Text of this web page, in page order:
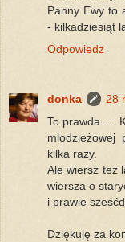
Panny Ewy to
- kilkadziesiąt
Odpowiedz
donka
28
To prawda.....
mlodzieżowej
kilka razy.
Ale wiersz też
wiersza o
i prawie
Dziękuję za